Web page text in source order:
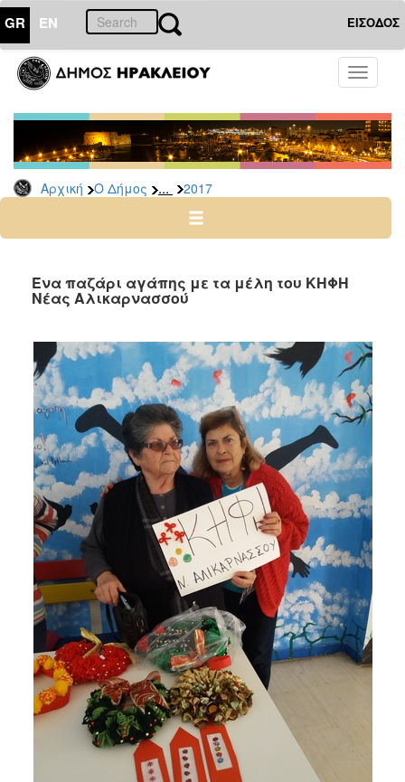
GR EN ΕΙΣΟΔΟΣ
Toggle
Αρχική Ο Δήμος ... 2017
ΔΗΜΟΣ
Δελτία
Τύπου
Αρχείο
2026
2024
2022
2020
2018
2017
2016
2015
2013
2012
2011
2010
2006
ΤΟΠΟΣ
Ένα παζάρι αγάπης με τα μέλη του ΚΗΦΗ
Νέας Αλικαρνασσού